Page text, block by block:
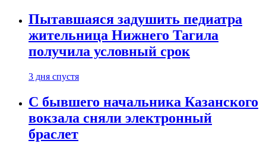
Пытавшаяся задушить педиатра
жительница Нижнего Тагила
получила условный срок
3 дня спустя
С бывшего начальника Казанского
вокзала сняли электронный
браслет